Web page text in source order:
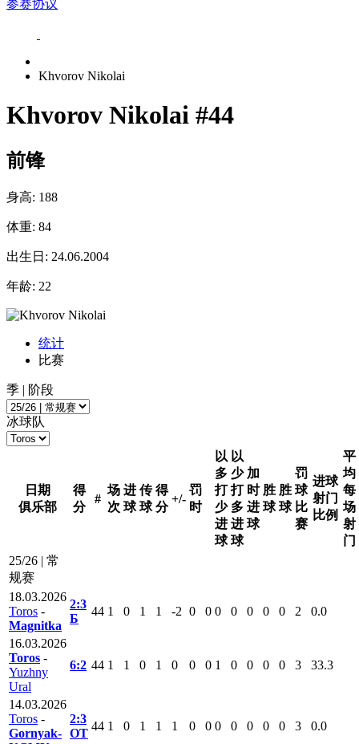
参赛协议
Khvorov Nikolai
Khvorov Nikolai #44
前锋
身高: 188
体重: 84
出生日: 24.06.2004
年龄: 22
统计
比赛
季 | 阶段
冰球队
日期
俱乐部
得
分
#
场
次
进
球
传
球
得
分
+/-
罚
时
以
多
打
少
进
球
以
少
打
多
进
球
加
时
进
球
胜
球
胜
球
罚
球
比
赛
进球
射门
比例
平
均
每
场
射
门
25/26 | 常
规赛
18.03.2026
Toros -
Magnitka
2:3
Б
44 1 0 1 1 -2 0 0 0 0 0 0 0 2 0.0
16.03.2026
Toros -
Yuzhny
Ural
6:2 44 1 1 0 1 0 0 0 1 0 0 0 0 3 33.3
14.03.2026
Toros -
Gornyak-
2:3
ОТ
44 1 0 1 1 1 0 0 0 0 0 0 0 3 0.0